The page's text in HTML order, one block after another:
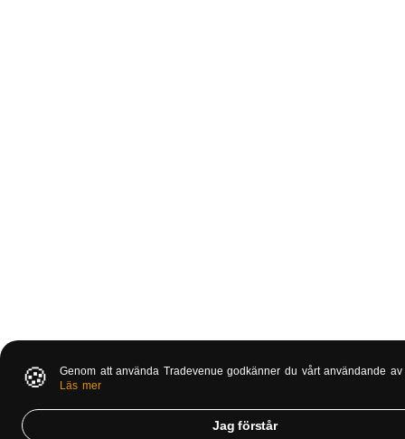
🍪
Genom att använda Tradevenue godkänner du vårt användande av
Läs mer
Jag förstår